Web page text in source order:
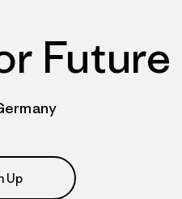
Future
Up